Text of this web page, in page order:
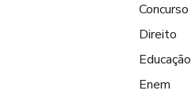
Concurso
Direito
Educação
Enem